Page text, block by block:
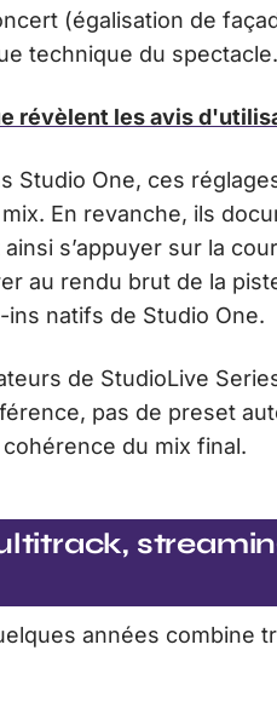
(égalisation de
technique du spectacle.
révèlent les avis
Studio One, ces
En revanche, ils
s’appuyer sur la
au rendu brut de la
natifs de Studio One.
de StudioLive
pas de preset
du mix final.
années combine